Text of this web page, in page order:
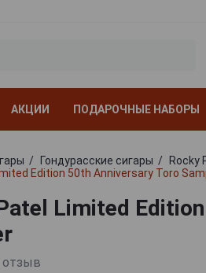
АКЦИИ ПОДАРОЧНЫЕ НАБОРЫ
Гондурасские сигары
Rocky
Edition 50th Anniversary Toro
Limited
отзыв